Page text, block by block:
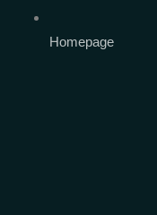
Homepage